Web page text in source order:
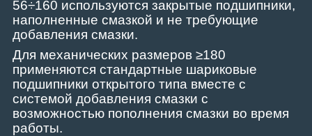
56÷160 используются закрытые подшипники,
наполненные смазкой и не требующие
добавления смазки.
Для механических размеров ≥180
применяются стандартные шариковые
подшипники открытого типа вместе с
системой добавления смазки с
возможностью пополнения смазки во время
работы.